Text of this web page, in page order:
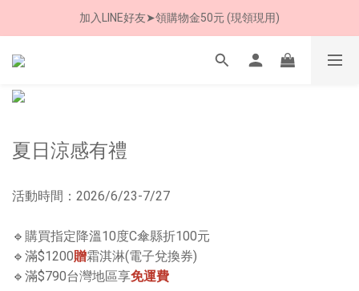
8/8 父親節限定 超商取貨免運費
加入LINE好友➤領購物金50元 (現領現用)
7/30-8/24 全館買就送 雨傘收納袋(乙個)
夏日涼感有禮
活動時間：2026/6/23-7/27
🔹購買指定降溫10度C傘縣折100元
🔹滿$1200贈霜淇淋(電子兌換券)
🔹滿$790台灣地區享免運費